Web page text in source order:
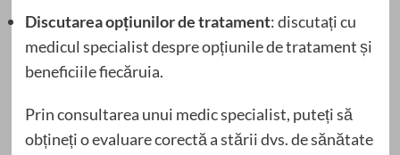
Discutarea opțiunilor de tratament: discutați cu
medicul specialist despre opțiunile de tratament și
beneficiile fiecăruia.
Prin consultarea unui medic specialist, puteți să
obțineți o evaluare corectă a stării dvs. de sănătate